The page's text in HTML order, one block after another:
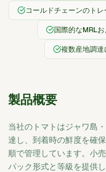
コールドチェーンのト
国際的なMRL
複数産地調
製品概要
当社のトマトはジャワ島
達し、到着時の鮮度を確
順で管理しています。小
パック形式と等級を提供